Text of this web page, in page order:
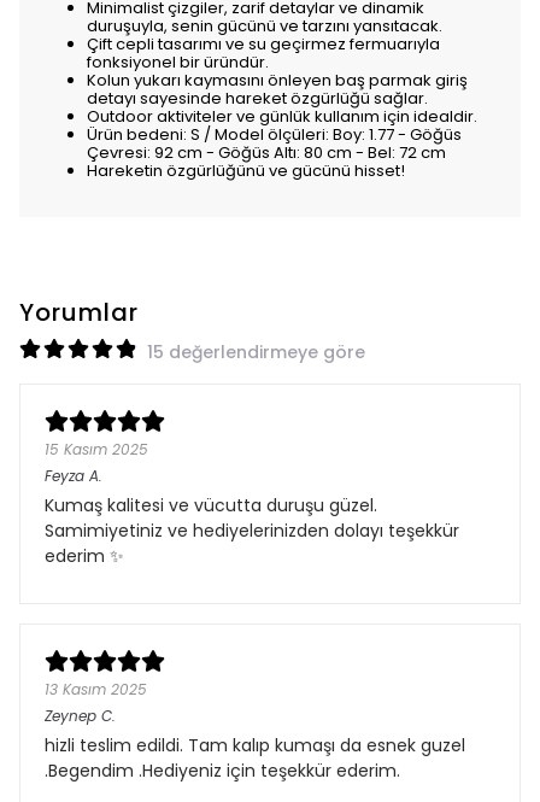
Minimalist çizgiler, zarif detaylar ve dinamik
duruşuyla, senin gücünü ve tarzını yansıtacak.
Çift cepli tasarımı ve su geçirmez fermuarıyla
fonksiyonel bir üründür.
Kolun yukarı kaymasını önleyen baş parmak giriş
detayı sayesinde hareket özgürlüğü sağlar.
Outdoor aktiviteler ve günlük kullanım için idealdir.
Ürün bedeni: S / Model ölçüleri: Boy: 1.77 - Göğüs
Çevresi: 92 cm - Göğüs Altı: 80 cm - Bel: 72 cm
Hareketin özgürlüğünü ve gücünü hisset!
Yorumlar
15 değerlendirmeye göre
15 Kasım 2025
Feyza A.
Kumaş kalitesi ve vücutta duruşu güzel.
Samimiyetiniz ve hediyelerinizden dolayı teşekkür
ederim ✨
13 Kasım 2025
Zeynep C.
hizli teslim edildi. Tam kalıp kumaşı da esnek guzel
.Begendim .Hediyeniz için teşekkür ederim.